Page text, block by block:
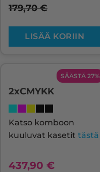
179,70€
LISÄÄ KORIIN
SÄÄSTÄ 27%
2xCMYKK
Katso komboon
kuuluvat kasetit tästä
437,90 €